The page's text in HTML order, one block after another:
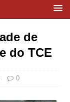
de
do TCE
0